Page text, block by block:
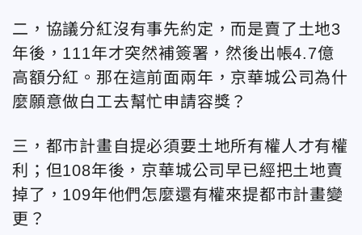
二，協議分紅沒有事先約定，而是賣了土地3
年後，111年才突然補簽署，然後出帳4.7億
高額分紅。那在這前面兩年，京華城公司為什
麼願意做白工去幫忙申請容獎？
三，都市計畫自提必須要土地所有權人才有權
利；但108年後，京華城公司早已經把土地賣
掉了，109年他們怎麼還有權來提都市計畫變
更？